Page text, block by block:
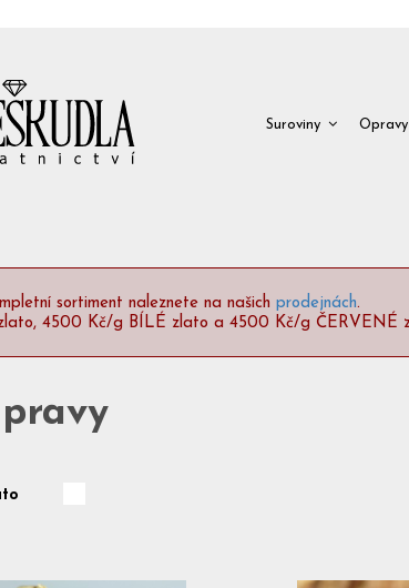
Suroviny Opravy
sortiment naleznete na našich prodejnách.
4500 Kč/g BÍLÉ zlato a 4500 Kč/g ČERVENÉ